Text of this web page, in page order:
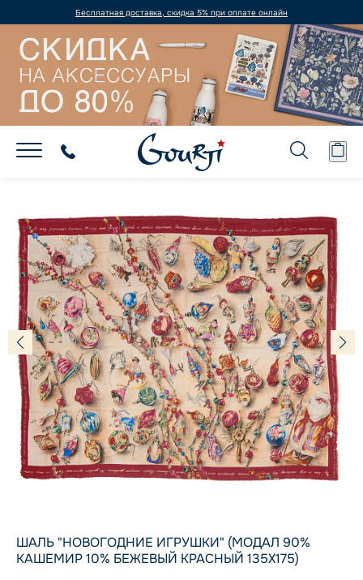
Бесплатная доставка, скидка 5% при оплате онлайн
ШАЛЬ "НОВОГОДНИЕ ИГРУШКИ" (МОДАЛ 90%
КАШЕМИР 10% БЕЖЕВЫЙ КРАСНЫЙ 135Х175)